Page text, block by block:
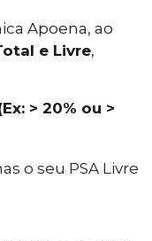
Apoena, ao
e Livre,
> 20% ou >
o seu PSA Livre